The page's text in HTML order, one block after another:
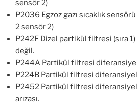
sensör 2)
P2036 Egzoz gazı sıcaklık
2 sensör 2)
P242F Dizel partikül filtresi (sıra
değil.
P244A Partikül filtresi diferansiyel
P224B Partikül filtresi diferansiyel
P2452 Partikül filtresi diferansiyel
arızası.